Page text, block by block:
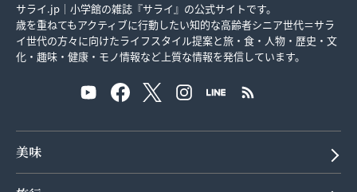
サライ.jp｜小学館の雑誌『サライ』の公式サイトです。
歳を重ねてもアクティブに行動したい知的な高齢者シニア世代＝サラ
イ世代の方々に向けたライフスタイル提案と旅・食・人物・歴史・文
化・趣味・健康・モノ情報など上質な情報を発信しています。
美味